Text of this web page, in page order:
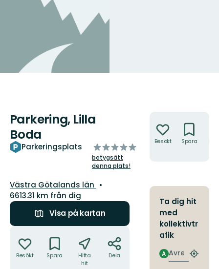
Parkering, Lilla
Boda
Parkeringsplats
av
5
stjärnor
betygsätt
denna plats!
Län:
Västra Götalands län
6613.31 km från dig
Visa på kartan
Besökt Spara
Hitta
hit
Dela
Besökt Spara
Ta dig hit
med
kollektivtr
afik
Avresa
A
Hitta